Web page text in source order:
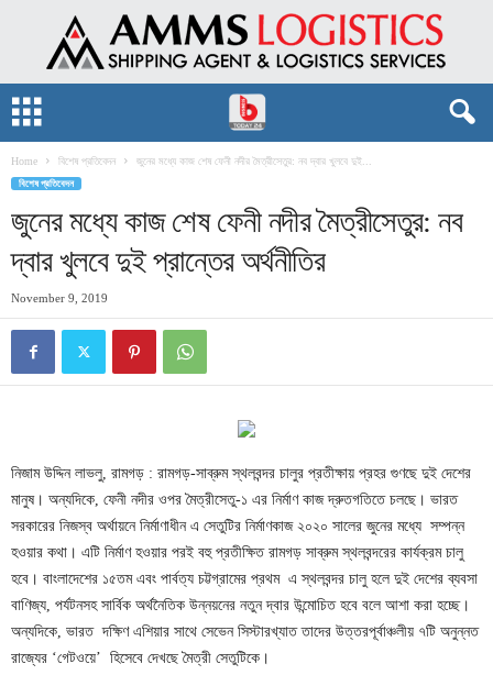
Home বিশেষ প্রতিবেদন জুনের মধ্যে কাজ শেষ ফেনী নদীর মৈত্রীসেতুর: নব দ্বার খুলবে দুই...
বিশেষ প্রতিবেদন
জুনের মধ্যে কাজ শেষ ফেনী নদীর মৈত্রীসেতুর: নব
দ্বার খুলবে দুই প্রান্তের অর্থনীতির
November 9, 2019
নিজাম উদ্দিন লাভলু, রামগড় : রামগড়-সাব্রুম স্থলবন্দর চালুর প্রতীক্ষায় প্রহর গুণছে দুই দেশের
মানুষ। অন্যদিকে, ফেনী নদীর ওপর মৈত্রীসেতু-১ এর নির্মাণ কাজ দ্রুতগতিতে চলছে। ভারত
সরকারের নিজস্ব অর্থায়নে নির্মাণাধীন এ সেতুটির নির্মাণকাজ ২০২০ সালের জুনের মধ্যে সম্পন্ন
হওয়ার কথা। এটি নির্মাণ হওয়ার পরই বহু প্রতীক্ষিত রামগড় সাব্রুম স্থলবন্দরের কার্যক্রম চালু
হবে। বাংলাদেশের ১৫তম এবং পার্বত্য চট্টগ্রামের প্রথম এ স্থলবন্দর চালু হলে দুই দেশের ব্যবসা
বাণিজ্য, পর্যটনসহ সার্বিক অর্থনৈতিক উন্নয়নের নতুন দ্বার উন্মোচিত হবে বলে আশা করা হচ্ছে।
অন্যদিকে, ভারত দক্ষিণ এশিয়ার সাথে সেভেন সিস্টারখ্যাত তাদের উত্তরপূর্বাঞ্চলীয় ৭টি অনুন্নত
রাজ্যের ‘গেটওয়ে’ হিসেবে দেখছে মৈত্রী সেতুটিকে।